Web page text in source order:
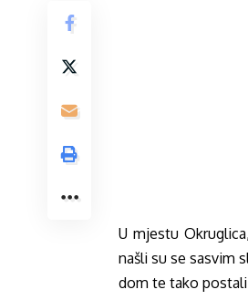
U mjestu
našli su se sasvim
dom te tako